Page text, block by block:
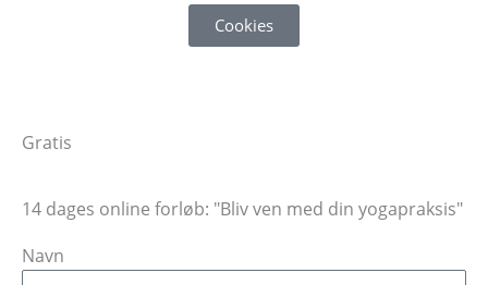
Cookies
Gratis
14 dages online forløb: "Bliv ven med din yogapraksis"
Navn